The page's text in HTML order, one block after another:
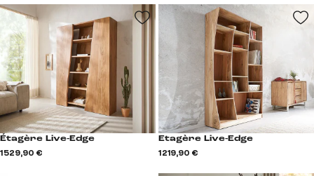
Étagère Live-Edge
1 529,90 €
Etagère Live-Edge
1 219,90 €